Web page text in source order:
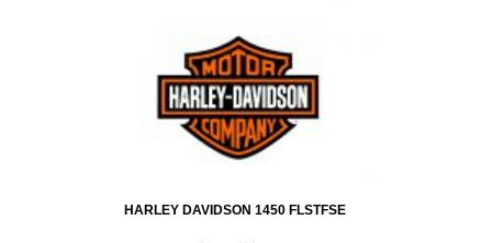
HARLEY DAVIDSON 1450 FLSTFSE